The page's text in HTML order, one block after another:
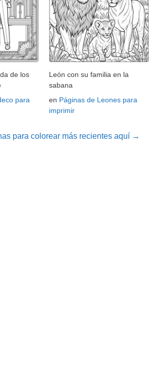
de los
para
León con su familia en la
sabana
en Páginas de Leones para
imprimir
para colorear más recientes aquí →